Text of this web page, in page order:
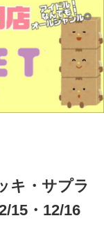
キ・サプラ
15・12/16